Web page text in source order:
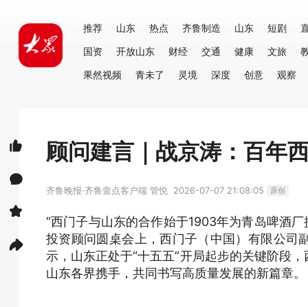
推荐 山东 热点 齐鲁制造 山东 短剧
国资
开放山东 财经 交通 健康 文旅
果然视频
青未了 灵境 深度 创意 观察
顾问建言｜战京涛：百年
齐鲁晚报·齐鲁壹点客户端 管悦 2026-07-07 21:08:05 原创
“西门子与山东的合作始于1903年为青岛啤酒
投资顾问圆桌会上，西门子（中国）有限公司
示，山东正处于“十五五”开局起步的关键阶段
山东各界携手，共同书写高质量发展的新篇章。